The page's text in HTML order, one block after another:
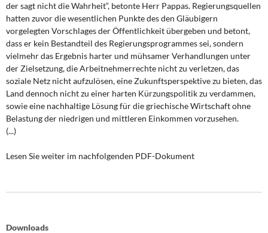
Eurokrise und Griechenland
DIE LINKE
Weitere Themen
Memo-Gruppe
Institut Solidarische Moderne
Rosa-Luxemburg-Stiftung
der sagt nicht die Wahrheit“, betonte Herr Pappas. Regierungsquellen
hatten zuvor die wesentlichen Punkte des den Gläubigern
vorgelegten Vorschlages der Öffentlichkeit übergeben und betont,
dass er kein Bestandteil des Regierungsprogrammes sei, sondern
vielmehr das Ergebnis harter und mühsamer Verhandlungen unter
der Zielsetzung, die Arbeitnehmerrechte nicht zu verletzen, das
soziale Netz nicht aufzulösen, eine Zukunftsperspektive zu bieten, das
Land dennoch nicht zu einer harten Kürzungspolitik zu verdammen,
sowie eine nachhaltige Lösung für die griechische Wirtschaft ohne
Belastung der niedrigen und mittleren Einkommen vorzusehen.
(...)
Lesen Sie weiter im nachfolgenden PDF-Dokument
Downloads